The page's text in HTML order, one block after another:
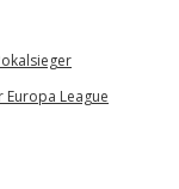
Europa League